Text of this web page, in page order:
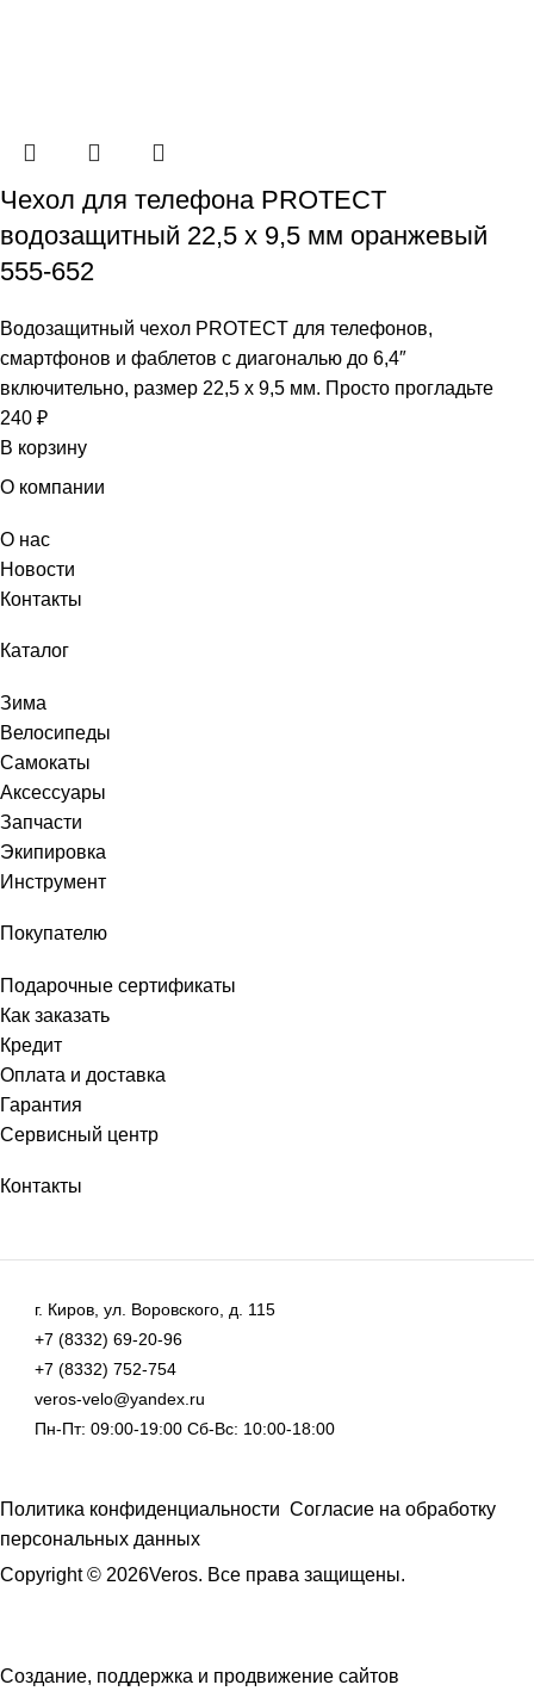
Чехол для телефона PROTECT
водозащитный 22,5 х 9,5 мм оранжевый
555-652
Водозащитный чехол PROTECT для телефонов,
смартфонов и фаблетов с диагональю до 6,4″
включительно, размер 22,5 х 9,5 мм. Просто прогладьте
240 ₽
В корзину
О компании
О нас
Новости
Контакты
Каталог
Зима
Велосипеды
Самокаты
Аксессуары
Запчасти
Экипировка
Инструмент
Покупателю
Подарочные сертификаты
Как заказать
Кредит
Оплата и доставка
Гарантия
Сервисный центр
Контакты
г. Киров, ул. Воровского, д. 115
+7 (8332) 69-20-96
+7 (8332) 752-754
veros-velo@yandex.ru
Пн-Пт: 09:00-19:00 Сб-Вс: 10:00-18:00
Политика конфиденциальности Согласие на обработку
персональных данных
Copyright © 2026Veros. Все права защищены.
Создание, поддержка и продвижение сайтов